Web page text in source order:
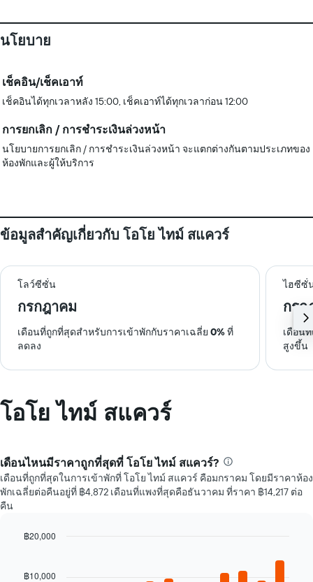
นโยบาย
เช็คอิน/เช็คเอาท์
เช็คอินได้ทุกเวลาหลัง 15:00, เช็คเอาท์ได้ทุกเวลาก่อน 12:00
การยกเลิก / การชำระเงินล่วงหน้า
นโยบายการยกเลิก / การชำระเงินล่วงหน้า จะแตกต่างกันตามประเภทของ
ห้องพักและผู้ให้บริการ
ข้อมูลสำคัญเกี่ยวกับ โอโย ไทม์ สแควร์
โลว์ซีซั่น ไฮซีซั่
กรกฎาคม กรก
เดือนที่ถูกที่สุดสำหรับการเข้าพักกับราคาเฉลี่ย 0%ที่
ลดลง
เดือน
สูงขึ้น
โอโย ไทม์ สแควร์
เดือนไหนมีราคาถูกที่สุดที่ โอโย ไทม์ สแควร์?
เดือนที่ถูกที่สุดในการเข้าพักที่ โอโย ไทม์ สแควร์ คือมกราคม โดยมีราคาห้อง
พักเฉลี่ยต่อคืนอยู่ที่ ฿4,872 เดือนที่แพงที่สุดคือธันวาคม ที่ราคา ฿14,217 ต่อ
คืน
with
฿10,000
฿20,000